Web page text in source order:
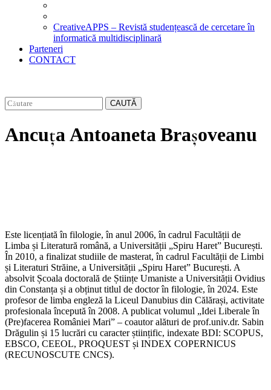
CreativeAPPS – Revistă studențească de cercetare în
informatică multidisciplinară
Parteneri
CONTACT
CAUTĂ
Ancuța Antoaneta Brașoveanu
Este licențiată în filologie, în anul 2006, în cadrul Facultății de
Limba și Literatură română, a Universității „Spiru Haret” București.
În 2010, a finalizat studiile de masterat, în cadrul Facultății de Limbi
și Literaturi Străine, a Universității „Spiru Haret” București. A
absolvit Școala doctorală de Științe Umaniste a Universității Ovidius
din Constanța și a obținut titlul de doctor în filologie, în 2024. Este
profesor de limba engleză la Liceul Danubius din Călărași, activitate
profesionala începută în 2008. A publicat volumul „Idei Liberale în
(Pre)facerea României Mari” – coautor alături de prof.univ.dr. Sabin
Drăgulin și 15 lucrări cu caracter științific, indexate BDI: SCOPUS,
EBSCO, CEEOL, PROQUEST și INDEX COPERNICUS
(RECUNOSCUTE CNCS).